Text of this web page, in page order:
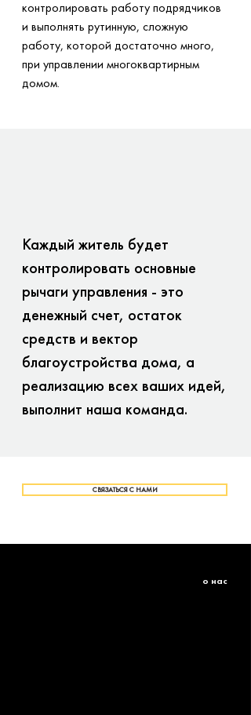
контролировать работу подрядчиков
и выполнять рутинную, сложную
работу, которой достаточно много,
при управлении многоквартирным
домом.
Каждый житель будет
контролировать основные
рычаги управления - это
денежный счет, остаток
средств и вектор
благоустройства дома, а
реализацию всех ваших идей,
выполнит наша команда.
СВЯЗАТЬСЯ С НАМИ
о нас